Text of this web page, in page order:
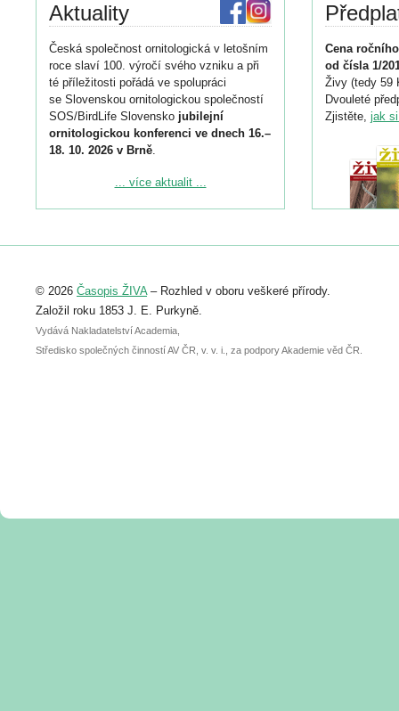
Aktuality
Česká společnost ornitologická v letošním
roce slaví 100. výročí svého vzniku a při
té příležitosti pořádá ve spolupráci
se Slovenskou ornitologickou společností
SOS/BirdLife Slovensko jubilejní
ornitologickou konferenci ve dnech 16.–
18. 10. 2026 v Brně.
Podrobnější informace ke konferenci
Registrovat se můžete do 6. září.
abstraktu přihlášené přednášky nebo
posteru je už 30. června.
... více aktualit ...
Cena
od čísla 1/
Živy (tedy 59
Dvouleté
Zjistěte, jak
© 2026 Časopis ŽIVA– Rozhled v oboru veškeré přírody.
Založil roku 1853 J. E. Purkyně.
Vydává Nakladatelství Academia,
Středisko společných činností AV ČR, v. v. i., za podpory Akademie věd ČR.